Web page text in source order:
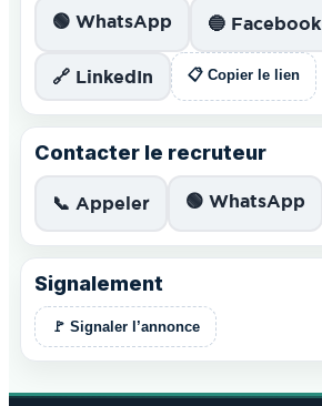
🟢 WhatsApp 🔵 Facebook
🔗 LinkedIn 📋 Copier le lien
Contacter le recruteur
📞 Appeler 🟢 WhatsApp
Signalement
🚩 Signaler l’annonce